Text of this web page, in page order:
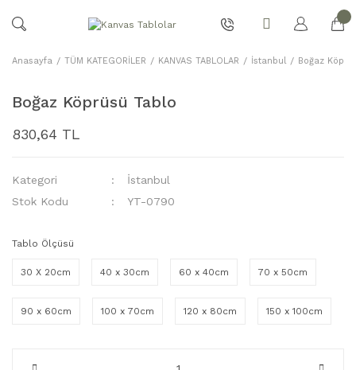
Anasayfa TÜM KATEGORİLER KANVAS TABLOLAR İstanbul Boğaz
Boğaz Köprüsü Tablo
830,64 TL
Kategori
İstanbul
Stok Kodu
YT-0790
Tablo Ölçüsü
30 X 20cm 40 x 30cm 60 x 40cm 70 x 50cm
90 x 60cm 100 x 70cm 120 x 80cm 150 x 100cm